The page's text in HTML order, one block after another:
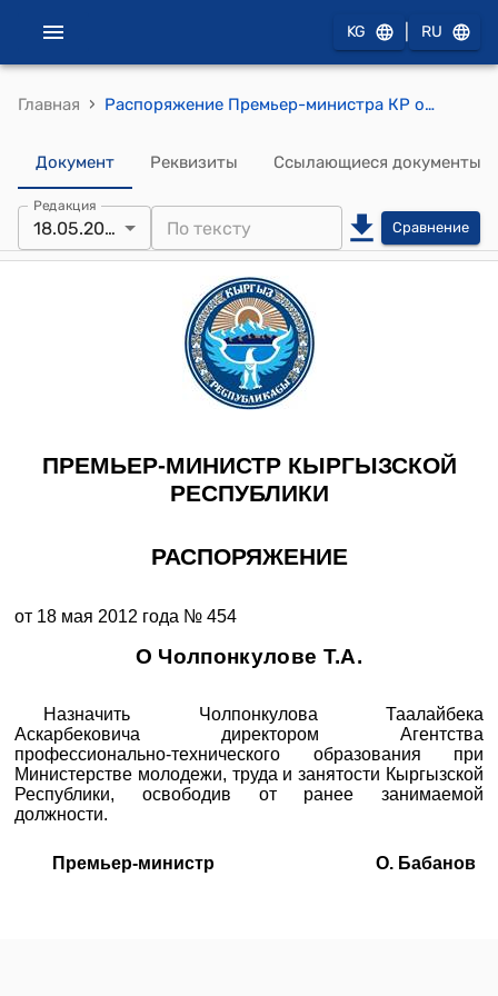
KG RU
Главная › Распоряжение Премьер-министра КР от 18 мая 2012 года № 454 (О Чолпонкулове Т.А.)
Документ Реквизиты Ссылающиеся документы
Редакция
18.05.2012 Сравнение